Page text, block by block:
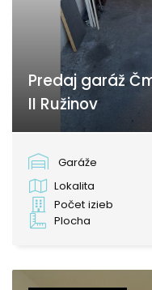
Predaj garáž
II Ružinov
Garáže
Lokalita
Počet izieb
Plocha